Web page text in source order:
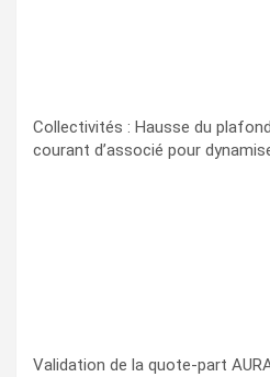
Collectivités : Hausse du
courant d’associé pour
Validation de la quote-part